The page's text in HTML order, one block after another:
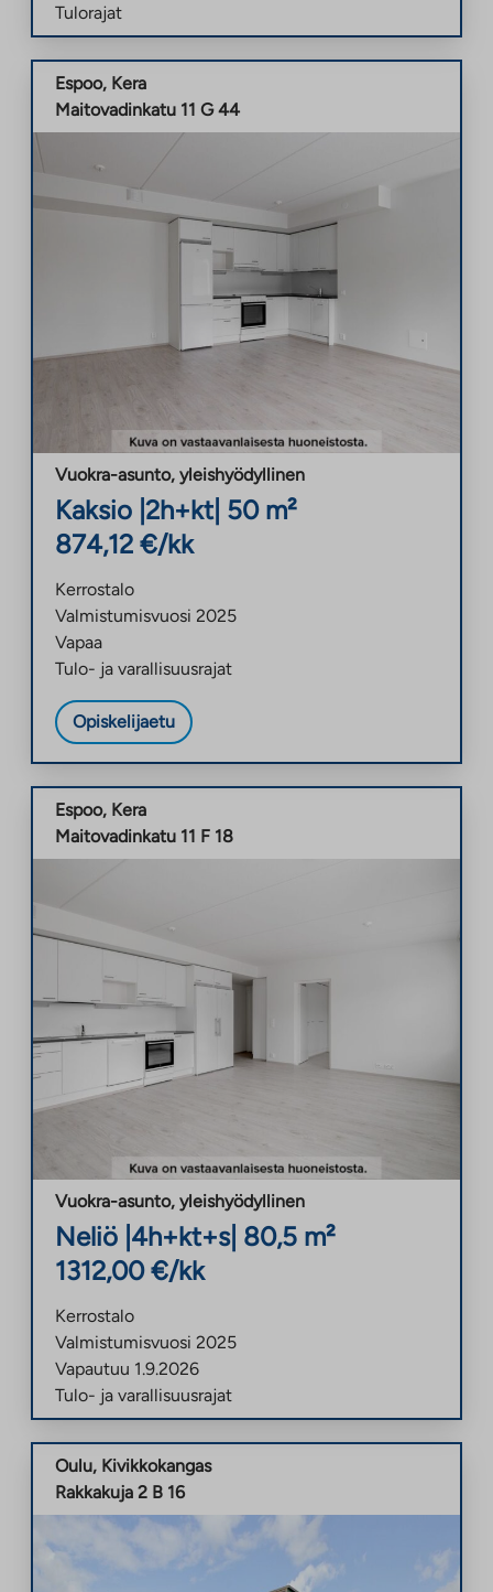
Tulorajat
Espoo, Kera
Maitovadinkatu 11 G 44
Vuokra-asunto, yleishyödyllinen
Kaksio 2h+kt| 50 m²
874,12 €/kk
Kerrostalo
Valmistumisvuosi 2025
Vapaa
Tulo- ja varallisuusrajat
Opiskelijaetu
Espoo, Kera
Maitovadinkatu 11 F 18
Vuokra-asunto, yleishyödyllinen
Neliö 4h+kt+s| 80,5 m²
1312,00 €/kk
Kerrostalo
Valmistumisvuosi 2025
Vapautuu 1.9.2026
Tulo- ja varallisuusrajat
Oulu, Kivikkokangas
Rakkakuja 2 B 16